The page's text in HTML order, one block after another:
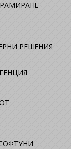
РЕШЕНИЯ